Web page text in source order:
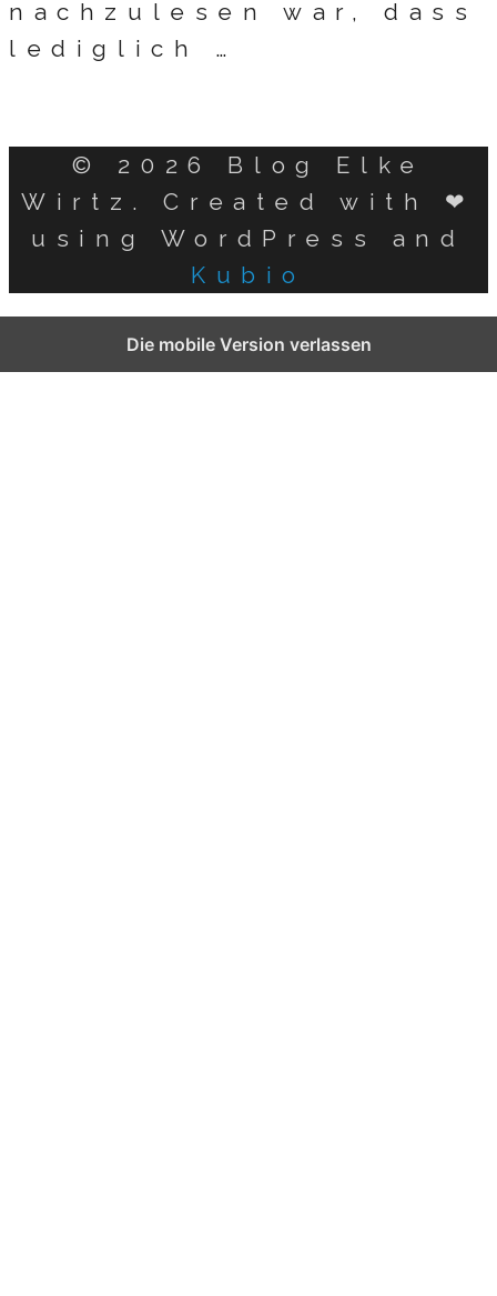
nachzulesen war, dass
lediglich …
© 2026 Blog Elke
Wirtz. Created with ❤
using WordPress and
Kubio
Die mobile Version verlassen